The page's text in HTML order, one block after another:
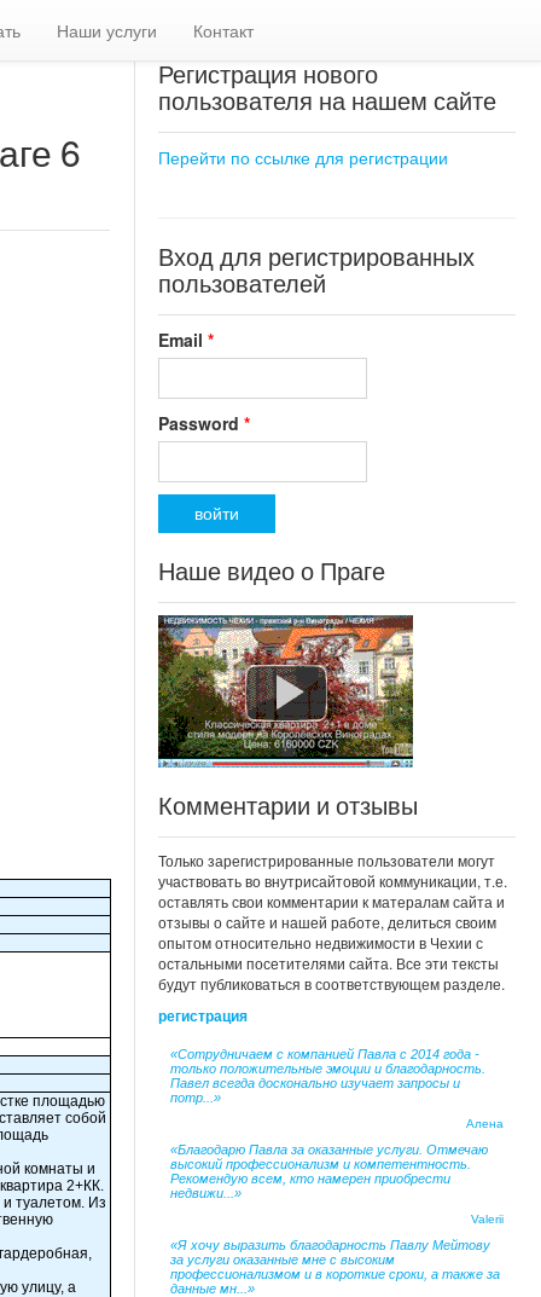
Наши услуги Контакт
6
площадью
собой
комнаты и
2+КК.
туалетом. Из
улицу, а
Регистрация нового
пользователя на нашем сайте
Перейти по ссылке для регистрации
Вход для регистрированных
пользователей
Email *
Password *
Наше видео о Праге
Комментарии и отзывы
Только зарегистрированные пользователи могут
участвовать во внутрисайтовой коммуникации, т.е.
оставлять свои комментарии к матералам сайта и
отзывы о сайте и нашей работе, делиться своим
опытом относительно недвижимости в Чехии с
остальными посетителями сайта. Все эти тексты
будут публиковаться в соответствующем разделе.
регистрация
«Сотрудничаем с компанией Павла с 2014 года -
только положительные эмоции и благодарность.
Павел всегда досконально изучает запросы и
потр...»
Алена
«Благодарю Павла за оказанные услуги. Отмечаю
высокий профессионализм и компетентность.
Рекомендую всем, кто намерен приобрести
недвижи...»
Valerii
«Я хочу выразить благодарность Павлу Мейтову
за услуги оказанные мне с высоким
профессионализмом и в короткие сроки, а также за
данные мн...»